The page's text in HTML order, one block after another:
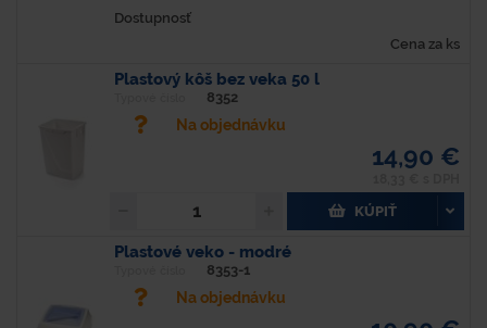
Dostupnosť
Cena za ks
Plastový kôš bez veka 50 l
8352
Na objednávku
14,90 €
KÚPIŤ
Plastové veko - modré
8353-1
Na objednávku